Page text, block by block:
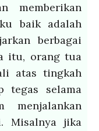
memberikan
baik adalah
berbagai
itu, orang tua
atas tingkah
tegas selama
menjalankan
jika